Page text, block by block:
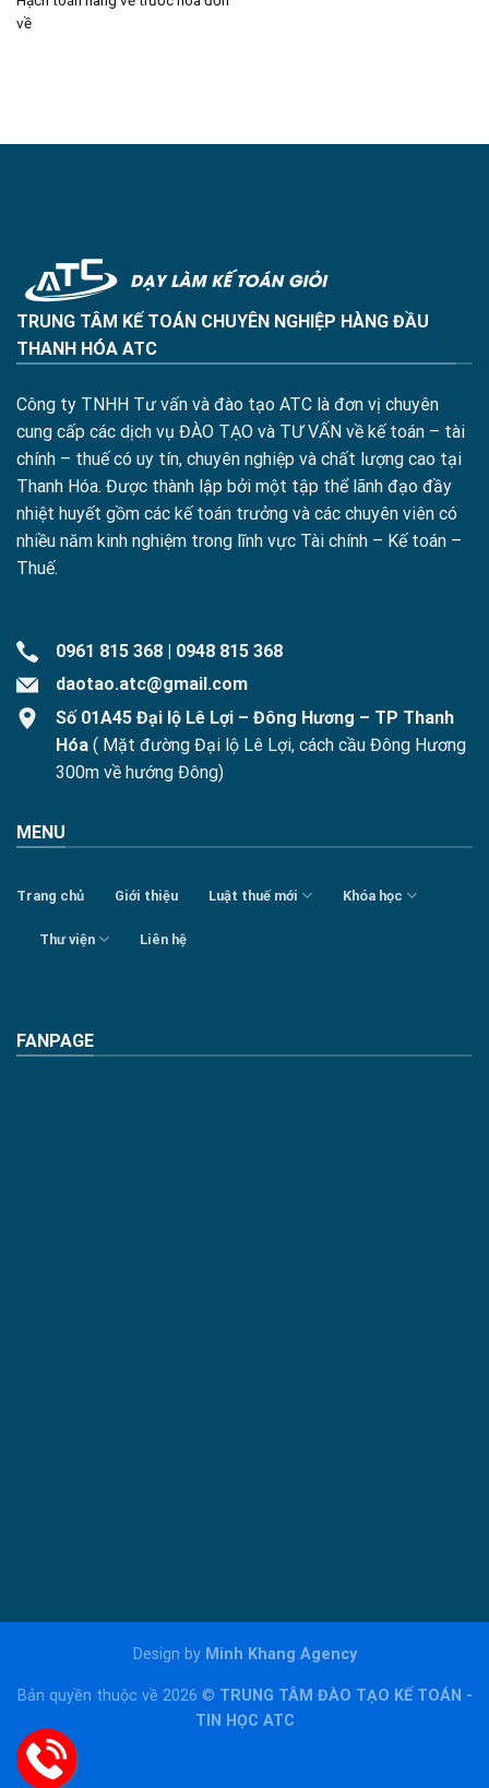
về
TRUNG TÂM KẾ TOÁN CHUYÊN NGHIỆP HÀNG ĐẦU
THANH HÓA ATC
Công ty TNHH Tư vấn và đào tạo ATC là đơn vị chuyên
cung cấp các dịch vụ ĐÀO TẠO và TƯ VẤN về kế toán – tài
chính – thuế có uy tín, chuyên nghiệp và chất lượng cao tại
Thanh Hóa. Được thành lập bởi một tập thể lãnh đạo đầy
nhiệt huyết gồm các kế toán trưởng và các chuyên viên có
nhiều năm kinh nghiệm trong lĩnh vực Tài chính – Kế toán –
Thuế.
0961 815 368
0948 815 368
daotao.atc@gmail.com
Số 01A45 Đại lộ Lê Lợi – Đông Hương – TP Thanh
Hóa ( Mặt đường Đại lộ Lê Lợi, cách cầu Đông Hương
300m về hướng Đông)
MENU
Trang chủ Giới thiệu Luật thuế mới Khóa học
Thư viện Liên hệ
FANPAGE
Design by Minh Khang Agency
Bản quyền thuộc về 2026 © TRUNG TÂM ĐÀO TẠO KẾ TOÁN -
TIN HỌC ATC